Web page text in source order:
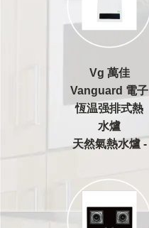
Vg 萬佳
Vanguard 電子
恆温强排式熱
水爐
天然氣熱水爐 -